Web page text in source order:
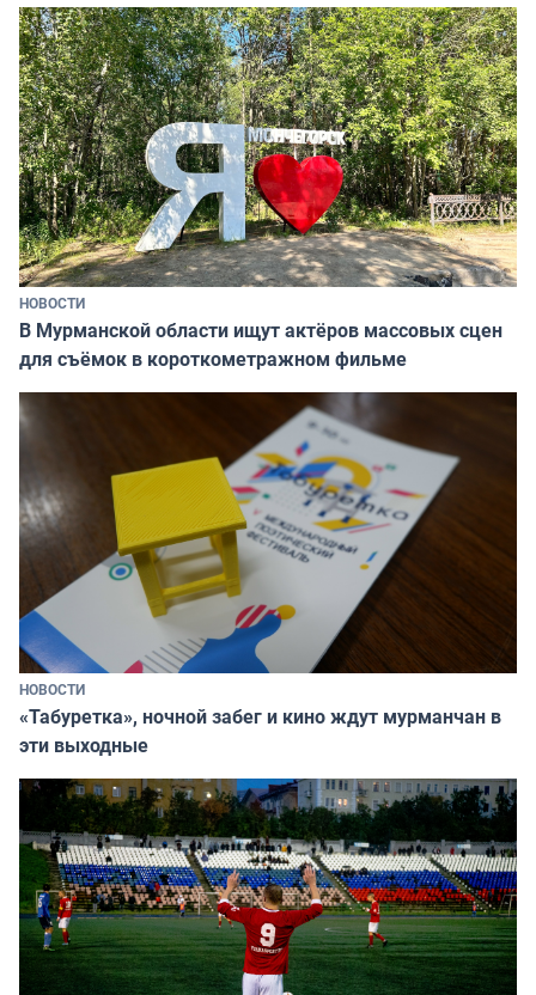
НОВОСТИ
В Мурманской области ищут актёров массовых сцен
для съёмок в короткометражном фильме
НОВОСТИ
«Табуретка», ночной забег и кино ждут мурманчан в
эти выходные